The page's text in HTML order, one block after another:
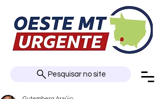
Pesquisar no site